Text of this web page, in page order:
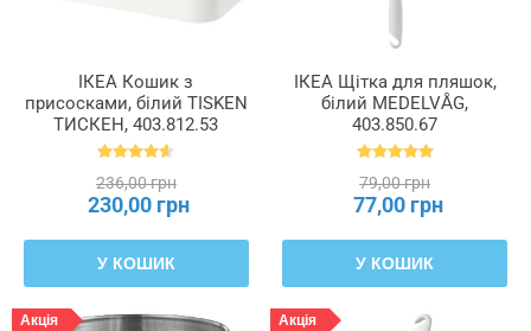
ІКЕА Кошик з
присосками, білий TISKEN
ТИСКЕН, 403.812.53
236,00 грн
230,00 грн
У КОШИК
ІКЕА Щітка для пляшок,
білий MEDELVÅG,
403.850.67
79,00 грн
77,00 грн
У КОШИК
Акція
Акція